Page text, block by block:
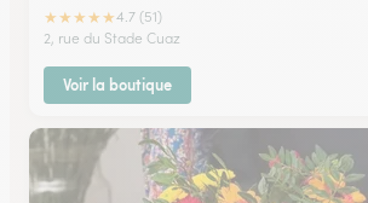
★★★★★4.7 (51)
2, rue du Stade Cuaz
Voir la boutique